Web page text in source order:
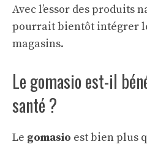
Avec l’essor des produits
pourrait bientôt intégrer
magasins.
Le gomasio est-il
santé ?
Le gomasio est bien plus